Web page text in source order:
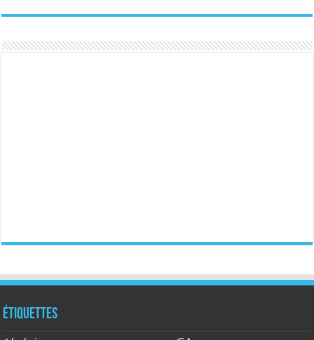
Étiquettes